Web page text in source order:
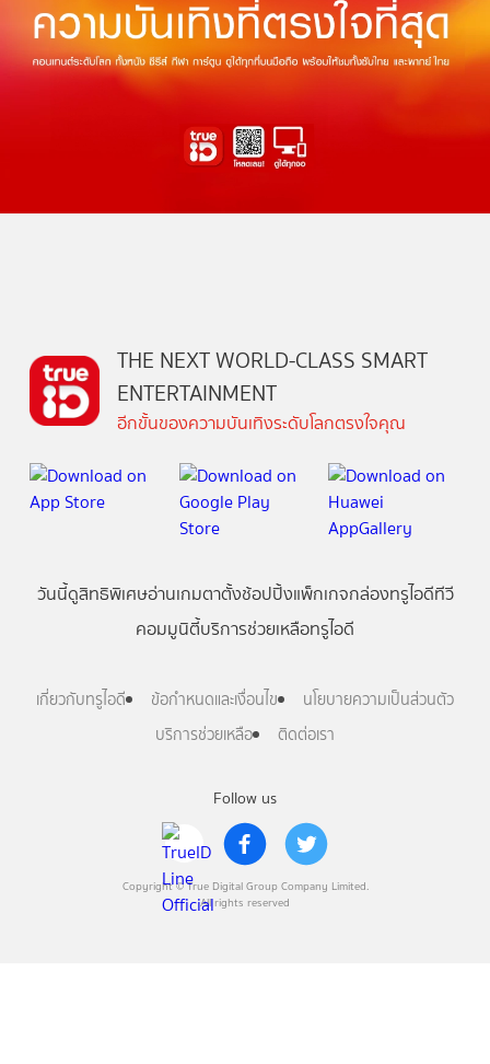
Follow us
Copyright © True Digital Group Company Limited.
All rights reserved
THE NEXT WORLD-CLASS SMART
ENTERTAINMENT
อีกขั้นของความบันเทิงระดับโลกตรงใจคุณ
วันนี้ดูสิทธิพิเศษอ่านเกมตาตั้งช้อปปิ้งแพ็กเกจกล่องทรูไอดีทีวี
คอมมูนิตี้บริการช่วยเหลือทรูไอดี
เกี่ยวกับทรูไอดี ข้อกำหนดและเงื่อนไข
นโยบายความเป็นส่วนตัว
บริการช่วยเหลือ
ติดต่อเรา